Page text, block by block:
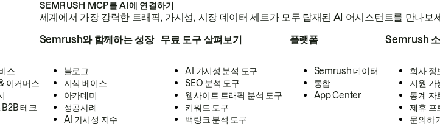
SEMRUSH MCP를 AI에 연결하기
세계에서 가장 강력한 트래픽, 가시성, 시장 데이터 세트가 모두 탑재된 AI 어시스턴트를 만나보
스
이커머스
테크
Semrush와 함께하는 성장
블로그
지식 베이스
아카데미
성공사례
AI 가시성 지수
무료 도구 살펴보기
AI 가시성 분석 도구
SEO 분석 도구
웹사이트 트래픽 분석 도구
키워드 도구
백링크 분석 도구
플랫폼
Semrush 데이터
통합
App Center
Semrush
회사 정
지원 가
통계 자
제휴 프
문의하